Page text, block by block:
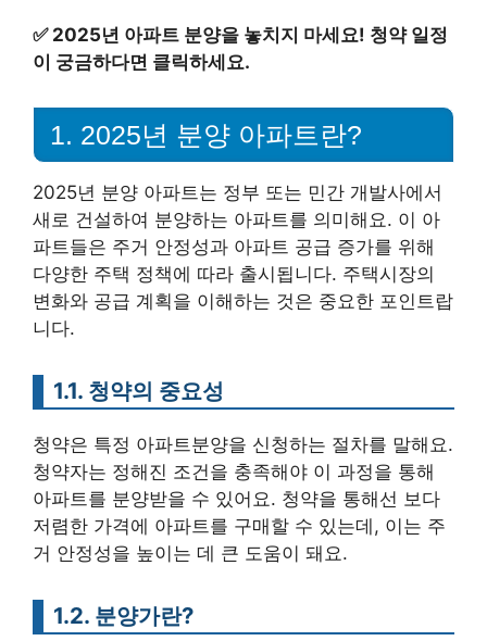
✅ 2025년 아파트 분양을 놓치지 마세요! 청약 일정
이 궁금하다면 클릭하세요.
1. 2025년 분양 아파트란?
2025년 분양 아파트는 정부 또는 민간 개발사에서
새로 건설하여 분양하는 아파트를 의미해요. 이 아
파트들은 주거 안정성과 아파트 공급 증가를 위해
다양한 주택 정책에 따라 출시됩니다. 주택시장의
변화와 공급 계획을 이해하는 것은 중요한 포인트랍
니다.
1.1. 청약의 중요성
청약은 특정 아파트분양을 신청하는 절차를 말해요.
청약자는 정해진 조건을 충족해야 이 과정을 통해
아파트를 분양받을 수 있어요. 청약을 통해선 보다
저렴한 가격에 아파트를 구매할 수 있는데, 이는 주
거 안정성을 높이는 데 큰 도움이 돼요.
1.2. 분양가란?